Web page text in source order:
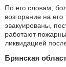
По его словам,
возгорание на
эвакуированы,
работают
ликвидацией
Брянская